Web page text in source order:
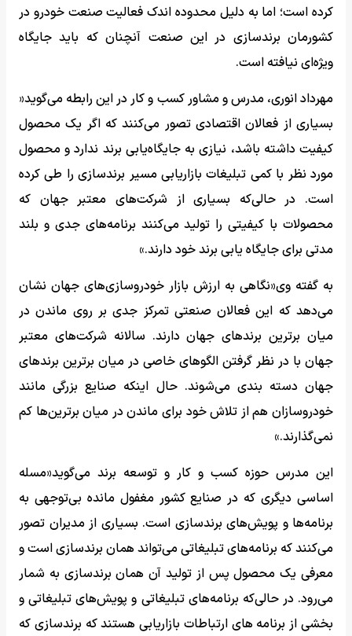
کرده است؛ اما به دلیل محدوده اندک فعالیت صنعت خودرو در
کشورمان برندسازی در این صنعت آنچنان که باید جایگاه
ویژه‌ای نیافته است.
مهرداد انوری، مدرس و مشاور کسب و کار در این رابطه می‌گوید«
بسیاری از فعالان اقتصادی تصور می‌کنند که اگر یک محصول
کیفیت داشته باشد، نیازی به جایگاه‌یابی برند ندارد و محصول
مورد نظر با کمی تبلیغات بازاریابی مسیر برندسازی را طی کرده
است. در حالی‌که بسیاری از شرکت‌های معتبر جهان که
محصولات با کیفیتی را تولید می‌کنند برنامه‌های جدی و بلند
مدتی برای جایگاه یابی برند خود دارند.»
به گفته وی«نگاهی به ارزش بازار خودروسازی‌های جهان نشان
می‌دهد که این فعالان صنعتی تمرکز جدی بر روی ماندن در
میان برترین برندهای جهان دارند. سالانه شرکت‌های معتبر
جهان با در نظر گرفتن الگوهای خاصی در میان برترین برندهای
جهان دسته بندی می‌شوند. حال اینکه صنایع بزرگی مانند
خودروسازان هم از تلاش خود برای ماندن در میان برترین‌ها کم
نمی‌گذارند.»
این مدرس حوزه کسب و کار و توسعه برند می‌گوید«مسله
اساسی دیگری که در صنایع کشور مغفول مانده بی‌توجهی به
برنامه‌ها و پویش‌های برندسازی است. بسیاری از مدیران تصور
می‌کنند که برنامه‌های تبلیغاتی می‌تواند همان برندسازی است و
معرفی یک محصول پس از تولید آن همان برندسازی به شمار
می‌رود. در حالی‌که برنامه‌های تبلیغاتی و پویش‌های تبلیغاتی و
بخشی از برنامه های ارتباطات بازاریابی هستند که برندسازی که